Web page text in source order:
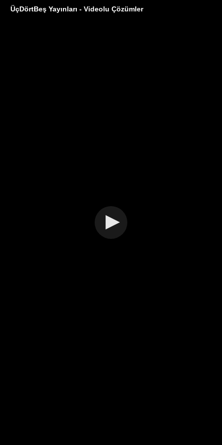
ÜçDörtBeş Yayınları - Videolu Çözümler